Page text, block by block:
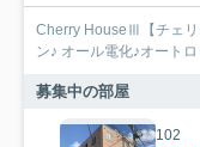
Cherry HouseⅢ【チェリ
ン♪ オール電化♪オート
募集中の部屋
102